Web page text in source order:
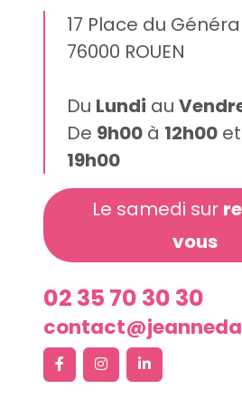
17 Place du
76000 ROUEN
Du Lundi au
De 9h00 à 12h00
19h00
Le samedi sur
vous
02 35 70 30 30